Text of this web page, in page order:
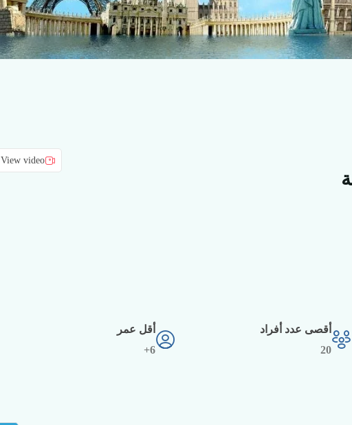
View video
أقصى عدد أفراد
20
أقل عمر
6+